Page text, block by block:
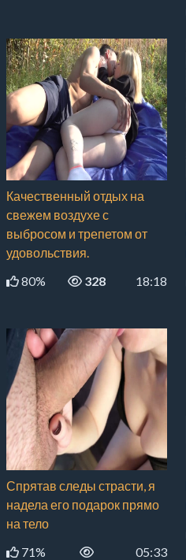
Качественный отдых на
свежем воздухе с
выбросом и трепетом от
удовольствия.
80%
328 18:18
Спрятав следы страсти, я
надела его подарок прямо
на тело
71%
05:33